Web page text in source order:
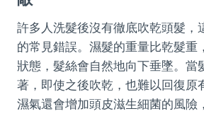
許多人洗髮後沒有徹底吹乾頭髮，
的常見錯誤。濕髮的重量比乾髮重
狀態，髮絲會自然地向下垂墜。當
著，即使之後吹乾，也難以回復原
濕氣還會增加頭皮滋生細菌的風險